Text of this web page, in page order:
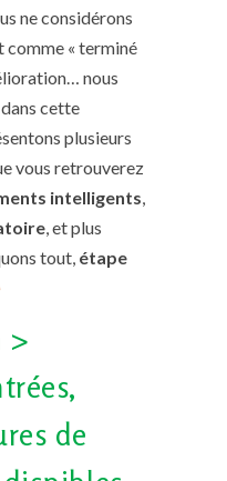
ne considérons
comme « terminé
nous
cette
plusieurs
vous retrouverez
intelligents,
, et plus
tout, étape
>
de